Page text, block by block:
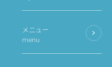
メニュー
menu